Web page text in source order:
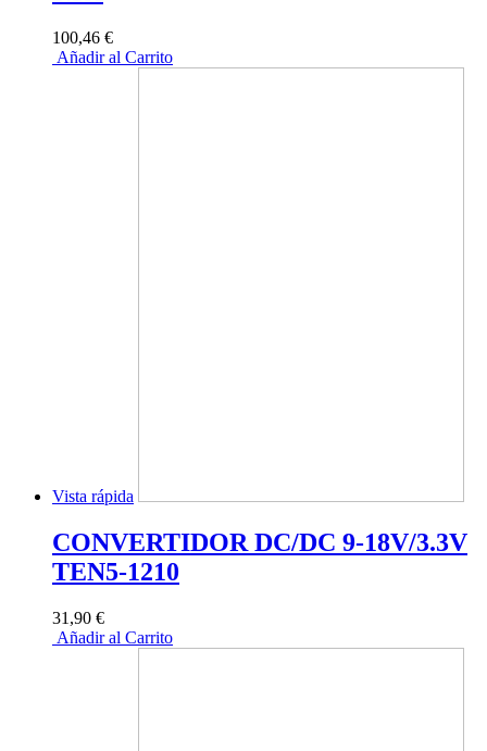
100,46 €
Añadir al Carrito
Vista rápida
CONVERTIDOR DC/DC 9-18V/3.3V
TEN5-1210
31,90 €
Añadir al Carrito